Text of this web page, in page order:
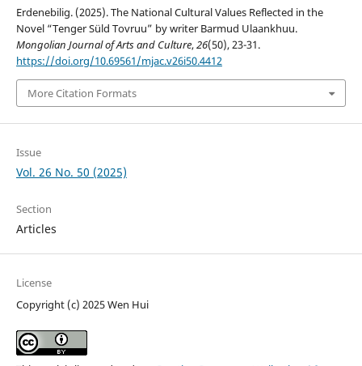
Erdenebilig. (2025). The National Cultural Values Reflected in the
Novel “Tenger Süld Tovruu” by writer Barmud Ulaankhuu.
Mongolian Journal of Arts and Culture,26(50), 23-31.
https://doi.org/10.69561/mjac.v26i50.4412
More Citation Formats
Issue
Vol. 26 No. 50 (2025)
Section
Articles
License
Copyright (c) 2025 Wen Hui